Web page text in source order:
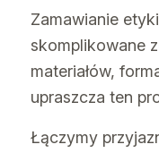
Zamawianie
skomplikowane
materiałów,
upraszcza ten
Łączymy